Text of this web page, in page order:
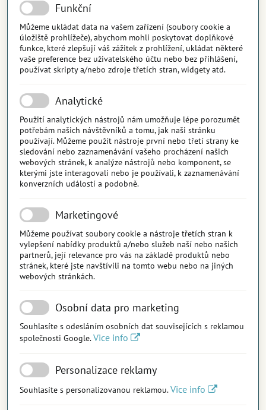
Funkční
Můžeme ukládat data na vašem zařízení (soubory cookie a
úložiště prohlížeče), abychom mohli poskytovat doplňkové
funkce, které zlepšují váš zážitek z prohlížení, ukládat některé
vaše preference bez uživatelského účtu nebo bez přihlášení,
používat skripty a/nebo zdroje třetích stran, widgety atd.
Analytické
Použití analytických nástrojů nám umožňuje lépe porozumět
potřebám našich návštěvníků a tomu, jak naši stránku
používají. Můžeme použít nástroje první nebo třetí strany ke
sledování nebo zaznamenávání vašeho procházení našich
webových stránek, k analýze nástrojů nebo komponent, se
kterými jste interagovali nebo je používali, k zaznamenávání
konverzních událostí a podobně.
Marketingové
Můžeme používat soubory cookie a nástroje třetích stran k
vylepšení nabídky produktů a/nebo služeb naší nebo našich
partnerů, její relevance pro vás na základě produktů nebo
stránek, které jste navštívili na tomto webu nebo na jiných
webových stránkách.
Osobní data pro marketing
Souhlasíte s odesláním osobních dat souvisejících s reklamou
společnosti Google.Vice info
Personalizace reklamy
Souhlasíte s personalizovanou reklamou.Vice info